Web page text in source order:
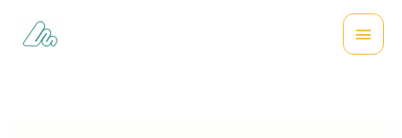
contenu
Menu